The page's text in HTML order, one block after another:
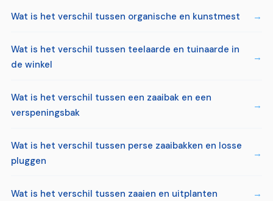
Wat is het verschil tussen organische en kunstmest
Wat is het verschil tussen teelaarde en tuinaarde in
de winkel
Wat is het verschil tussen een zaaibak en een
verspeningsbak
Wat is het verschil tussen perse zaaibakken en losse
pluggen
Wat is het verschil tussen zaaien en uitplanten